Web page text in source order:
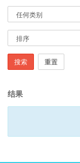
搜索 重置
结果